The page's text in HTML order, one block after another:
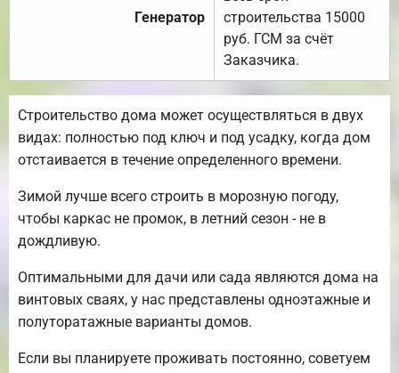
Генератор
строительства 15000
руб. ГСМ за счёт
Заказчика.
Строительство дома может осуществляться в двух
видах: полностью под ключ и под усадку, когда дом
отстаивается в течение определенного времени.
Зимой лучше всего строить в морозную погоду,
чтобы каркас не промок, в летний сезон - не в
дождливую.
Оптимальными для дачи или сада являются дома на
винтовых сваях, у нас представлены одноэтажные и
полуторатажные варианты домов.
Если вы планируете проживать постоянно, советуем